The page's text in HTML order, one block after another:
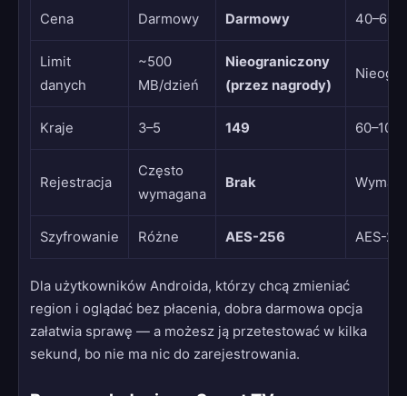
Cena Darmowy Darmowy 40–60
Limit
danych
~500
MB/dzień
Nieograniczony
(przez nagrody)
Kraje 3–5 149 60–100
Rejestracja
Często
wymagana
Brak
Szyfrowanie Różne AES-256 AES-
Dla użytkowników Androida, którzy chcą zmieniać
region i oglądać bez płacenia, dobra darmowa opcja
załatwia sprawę — a możesz ją przetestować w kilka
sekund, bo nie ma nic do zarejestrowania.